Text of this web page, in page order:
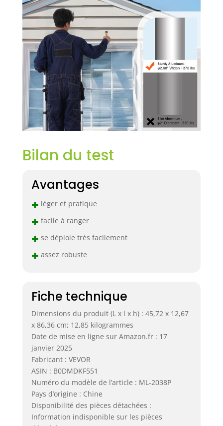
Bilan du test
Avantages
+ léger et pratique
+ facile à ranger
+ se déploie très facilement
+ assez robuste
Fiche technique
Dimensions du produit (L x l x h) : 45,72 x 12,67
x 86,36 cm; 12,85 kilogrammes
Date de mise en ligne sur Amazon.fr : 17
janvier 2025
Fabricant : VEVOR
ASIN : B0DMDKF551
Numéro du modèle de l’article : ML-2038P
Pays d’origine : Chine
Disponibilité des pièces détachées :
Information indisponible sur les pièces